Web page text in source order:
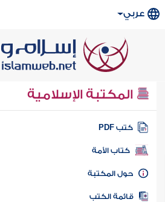
عربي
المكتبة الإسلامية
كتب PDF
كتاب الأمة
المكتبة